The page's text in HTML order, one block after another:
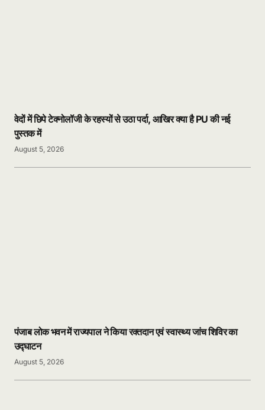
वेदों में छिपे टेक्नोलॉजी के रहस्यों से उठा पर्दा, आखिर क्या है PU की नई
पुस्तक में
August 5, 2026
पंजाब लोक भवन में राज्यपाल ने किया रक्तदान एवं स्वास्थ्य जांच शिविर का
उद्घाटन
August 5, 2026